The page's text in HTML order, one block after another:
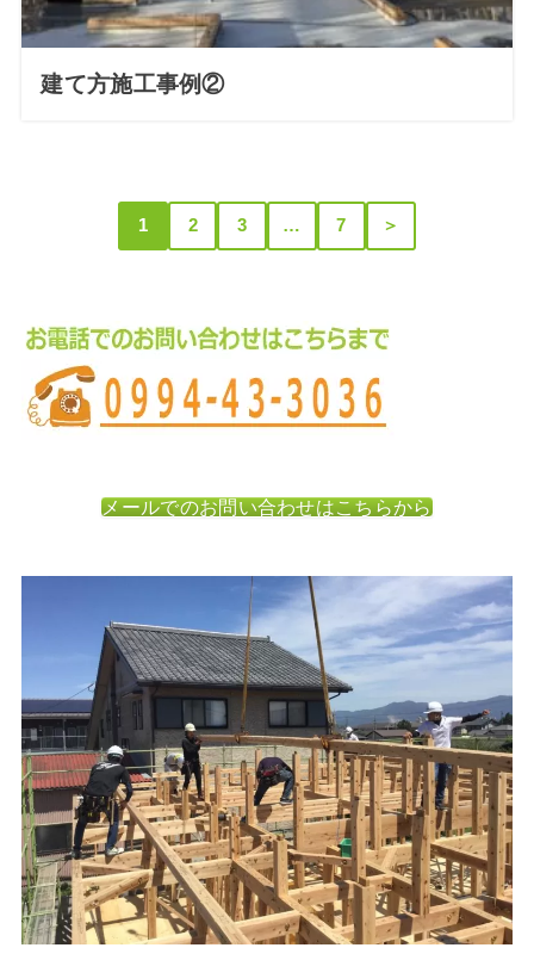
建て方施工事例②
1 2 3 … 7 ＞
メールでのお問い合わせはこちらから